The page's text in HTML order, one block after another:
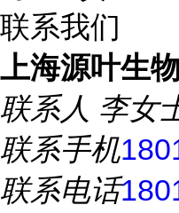
联系我们
上海源叶生
联系人 李女
联系手机
联系电话